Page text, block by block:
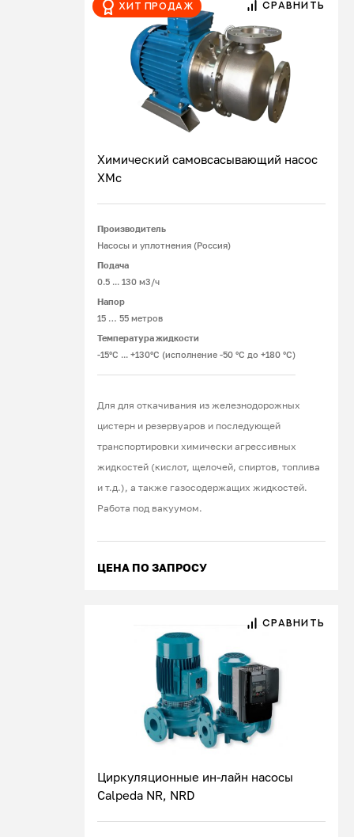
зависимости от перекачиваемой жидкости,
устанавливают одинарные и двойные
уплотнительные устройства конструкций:
«спина к спине», «тандем».
Хит продаж СРАВНИТЬ
Химический самовсасывающий насос
ХМс
Производитель
Насосы и уплотнения (Россия)
Подача
0.5 ... 130 м3/ч
Напор
15 … 55 метров
Температура жидкости
-15°С ... +130°С (исполнение -50 °С до +180 °С)
Для для откачивания из железнодорожных
цистерн и резервуаров и последующей
транспортировки химически агрессивных
жидкостей (кислот, щелочей, спиртов, топлива
и т.д.), а также газосодержащих жидкостей.
Работа под вакуумом.
ЦЕНА ПО ЗАПРОСУ
СРАВНИТЬ
Циркуляционные ин-лайн насосы
Calpeda NR, NRD